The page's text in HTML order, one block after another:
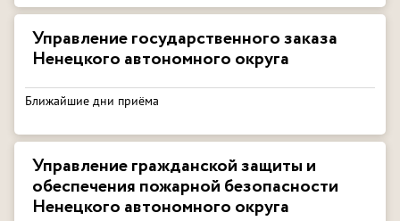
Управление государственного заказа
Ненецкого автономного округа
Ближайшие дни приёма
Управление гражданской защиты и
обеспечения пожарной безопасности
Ненецкого автономного округа